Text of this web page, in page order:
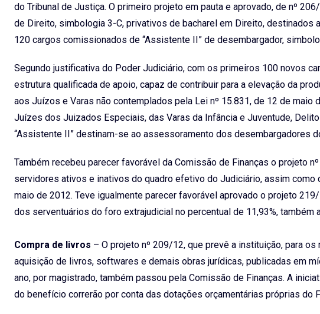
do Tribunal de Justiça. O primeiro projeto em pauta e aprovado, de nº
de Direito, simbologia 3-C, privativos de bacharel em Direito,
120 cargos comissionados de “Assistente II” de desembargador,
Segundo justificativa do Poder Judiciário, com os primeiros 100 novos
estrutura qualificada de apoio, capaz de contribuir para a elevação da
aos Juízos e Varas não contemplados pela Lei nº 15.831, de 12 de
Juízes dos Juizados Especiais, das Varas da Infância e Juventude,
“Assistente II” destinam-se ao assessoramento dos desembargadores
Também recebeu parecer favorável da Comissão de Finanças o projeto
servidores ativos e inativos do quadro efetivo do Judiciário, assim
maio de 2012. Teve igualmente parecer favorável aprovado o projeto
dos serventuários do foro extrajudicial no percentual de 11,93%, também
Compra de livros – O projeto nº 209/12, que prevê a instituição, para
aquisição de livros, softwares e demais obras jurídicas, publicadas em
ano, por magistrado, também passou pela Comissão de Finanças. A
do benefício correrão por conta das dotações orçamentárias próprias do